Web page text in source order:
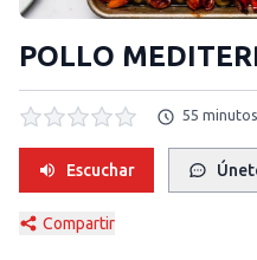
POLLO
55 minutos
Escuchar
Compartir